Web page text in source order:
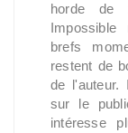
horde de
Impossible
brefs
restent de
de l'auteur.
sur le
intéresse